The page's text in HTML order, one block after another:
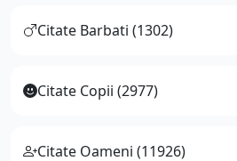
Citate Barbati (1302)
Citate Copii (2977)
Citate Oameni (11926)